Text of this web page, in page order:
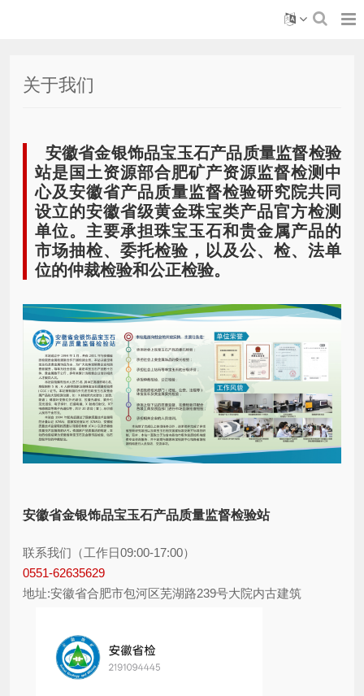
关于我们
安徽省金银饰品宝玉石产品质量监督检验
站是国土资源部合肥矿产资源监督检测中
心及安徽省产品质量监督检验研究院共同
设立的安徽省级黄金珠宝类产品官方检测
单位。主要承担珠宝玉石和贵金属产品的
市场抽检、委托检验，以及公、检、法单
位的仲裁检验和公正检验。
安徽省金银饰品宝玉石产品质量监督检验站
联系我们（工作日09:00-17:00）
0551-62635629
地址:安徽省合肥市包河区芜湖路239号大院内古建筑